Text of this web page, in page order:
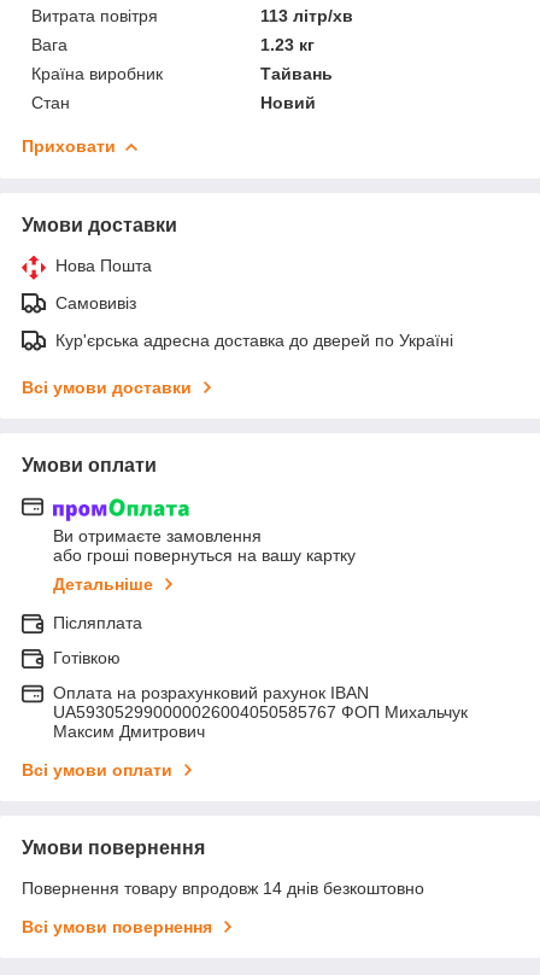
Витрата повітря
113 літр/хв
Вага
1.23 кг
Країна виробник
Тайвань
Стан
Новий
Приховати
Умови доставки
Нова Пошта
Самовивіз
Кур'єрська адресна доставка до дверей по Україні
Всі умови доставки
Умови оплати
Ви отримаєте замовлення
або гроші повернуться на вашу картку
Детальніше
Післяплата
Готівкою
Оплата на розрахунковий рахунок IBAN
UA593052990000026004050585767 ФОП Михальчук
Максим Дмитрович
Всі умови оплати
Умови повернення
Повернення товару впродовж 14 днів безкоштовно
Всі умови повернення